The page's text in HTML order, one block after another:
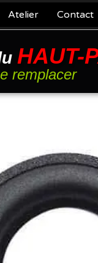
Atelier Contact
HAUT-
remplacer